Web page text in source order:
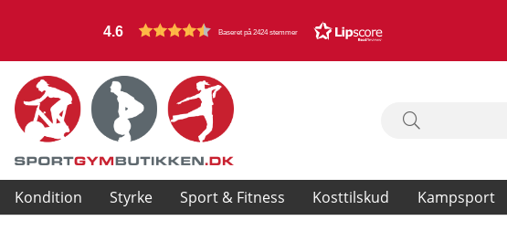
4.6 Baseret på 2424 stemmer
Kondition Styrke Sport & Fitness Kosttilskud Kampsport